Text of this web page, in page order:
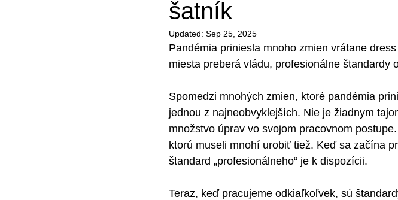
šatník
Updated: Sep 25, 2025
Pandémia priniesla mnoho zmien vrátane
miesta preberá vládu, profesionálne štandardy
Spomedzi mnohých zmien, ktoré pandémia
jednou z najneobvyklejších. Nie je žiadnym
množstvo úprav vo svojom pracovnom
ktorú museli mnohí urobiť tiež. Keď sa začína
štandard „profesionálneho“ je k dispozícii.
Teraz, keď pracujeme odkiaľkoľvek, sú